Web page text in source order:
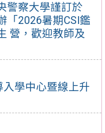
警察大學謹訂於
「2026暑期CSI鑑
營，歡迎教師及
學中心暨線上升